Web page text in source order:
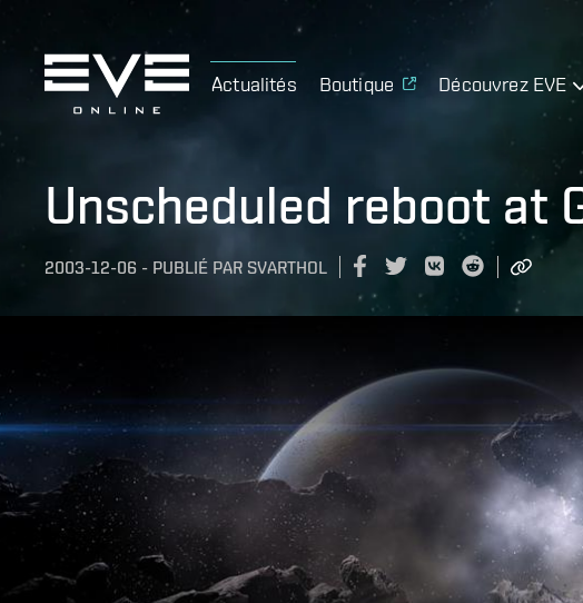
Actualités Boutique Découvrez EVE
Unscheduled reboot at
2003-12-06 - PUBLIÉ PAR SVARTHOL